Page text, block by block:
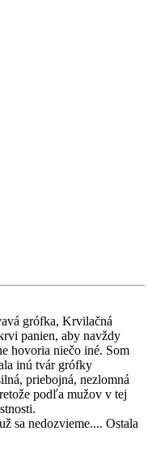
grófka, Krvilačná
panien, aby navždy
hovoria niečo iné. Som
inú tvár grófky
priebojná, nezlomná
podľa mužov v tej
sa nedozvieme.... Ostala